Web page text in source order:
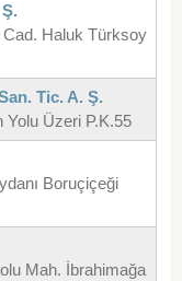
Cad. Haluk Türksoy
Tic. A. Ş.
Yolu Üzeri P.K.55
Boruçiçeği
Mah. İbrahimağa